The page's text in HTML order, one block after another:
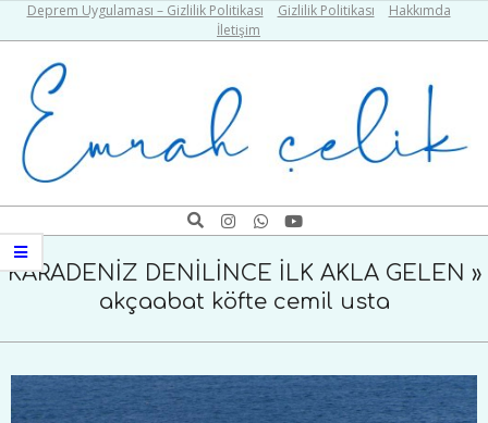
content
Deprem Uygulaması – Gizlilik Politikası Gizlilik Politikası
Hakkımda
İletişim
Emrah
Çelik
Search
Navigation
Menu
KARADENİZ DENİLİNCE İLK AKLA GELEN »
akçaabat köfte cemil usta